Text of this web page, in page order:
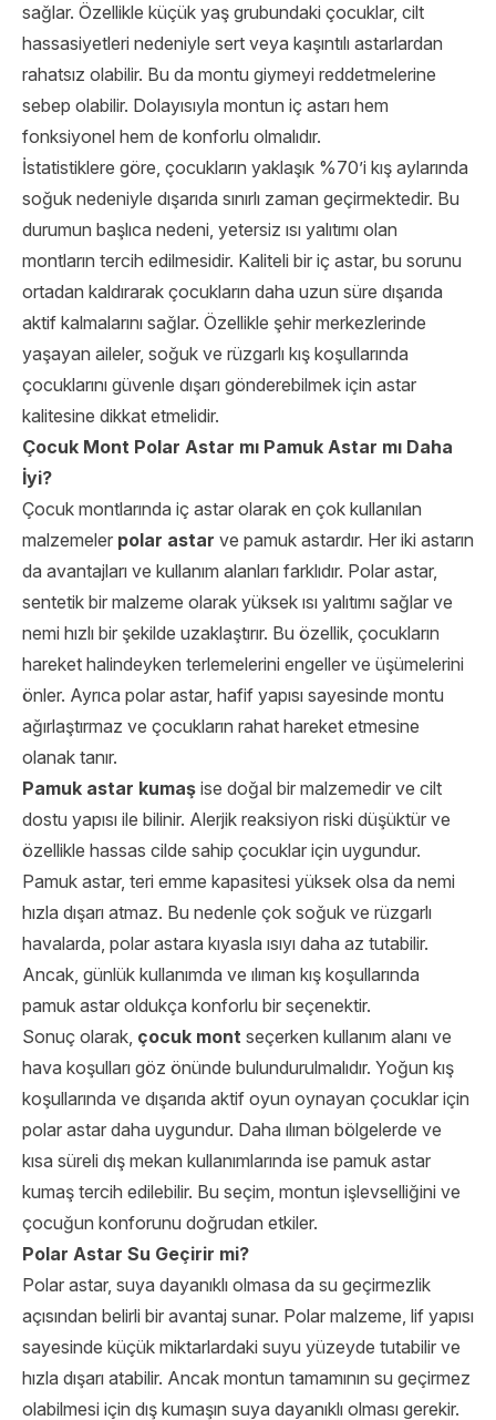
sağlar. Özellikle küçük yaş grubundaki çocuklar, cilt
hassasiyetleri nedeniyle sert veya kaşıntılı astarlardan
rahatsız olabilir. Bu da montu giymeyi reddetmelerine
sebep olabilir. Dolayısıyla montun iç astarı hem
fonksiyonel hem de konforlu olmalıdır.
İstatistiklere göre, çocukların yaklaşık %70’i kış aylarında
soğuk nedeniyle dışarıda sınırlı zaman geçirmektedir. Bu
durumun başlıca nedeni, yetersiz ısı yalıtımı olan
montların tercih edilmesidir. Kaliteli bir iç astar, bu sorunu
ortadan kaldırarak çocukların daha uzun süre dışarıda
aktif kalmalarını sağlar. Özellikle şehir merkezlerinde
yaşayan aileler, soğuk ve rüzgarlı kış koşullarında
çocuklarını güvenle dışarı gönderebilmek için astar
kalitesine dikkat etmelidir.
Çocuk Mont Polar Astar mı Pamuk Astar mı Daha
İyi?
Çocuk montlarında iç astar olarak en çok kullanılan
malzemeler polar astar ve pamuk astardır. Her iki astarın
da avantajları ve kullanım alanları farklıdır. Polar astar,
sentetik bir malzeme olarak yüksek ısı yalıtımı sağlar ve
nemi hızlı bir şekilde uzaklaştırır. Bu özellik, çocukların
hareket halindeyken terlemelerini engeller ve üşümelerini
önler. Ayrıca polar astar, hafif yapısı sayesinde montu
ağırlaştırmaz ve çocukların rahat hareket etmesine
olanak tanır.
Pamuk astar kumaş ise doğal bir malzemedir ve cilt
dostu yapısı ile bilinir. Alerjik reaksiyon riski düşüktür ve
özellikle hassas cilde sahip çocuklar için uygundur.
Pamuk astar, teri emme kapasitesi yüksek olsa da nemi
hızla dışarı atmaz. Bu nedenle çok soğuk ve rüzgarlı
havalarda, polar astara kıyasla ısıyı daha az tutabilir.
Ancak, günlük kullanımda ve ılıman kış koşullarında
pamuk astar oldukça konforlu bir seçenektir.
Sonuç olarak, çocuk mont seçerken kullanım alanı ve
hava koşulları göz önünde bulundurulmalıdır. Yoğun kış
koşullarında ve dışarıda aktif oyun oynayan çocuklar için
polar astar daha uygundur. Daha ılıman bölgelerde ve
kısa süreli dış mekan kullanımlarında ise pamuk astar
kumaş tercih edilebilir. Bu seçim, montun işlevselliğini ve
çocuğun konforunu doğrudan etkiler.
Polar Astar Su Geçirir mi?
Polar astar, suya dayanıklı olmasa da su geçirmezlik
açısından belirli bir avantaj sunar. Polar malzeme, lif yapısı
sayesinde küçük miktarlardaki suyu yüzeyde tutabilir ve
hızla dışarı atabilir. Ancak montun tamamının su geçirmez
olabilmesi için dış kumaşın suya dayanıklı olması gerekir.